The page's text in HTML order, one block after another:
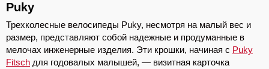
Puky
Трехколесные велосипеды Puky, несмотря на малый вес и
размер, представляют собой надежные и продуманные в
мелочах инженерные изделия. Эти крошки, начиная с Puky
Fitsch для годовалых малышей, — визитная карточка